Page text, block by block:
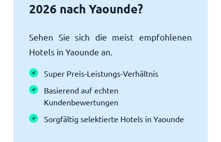
2026 nach Yaounde?
Sehen Sie sich die meist empfohlenen
Hotels in Yaounde an.
Super Preis-Leistungs-Verhältnis
Basierend auf echten
Kundenbewertungen
Sorgfältig selektierte Hotels in Yaounde